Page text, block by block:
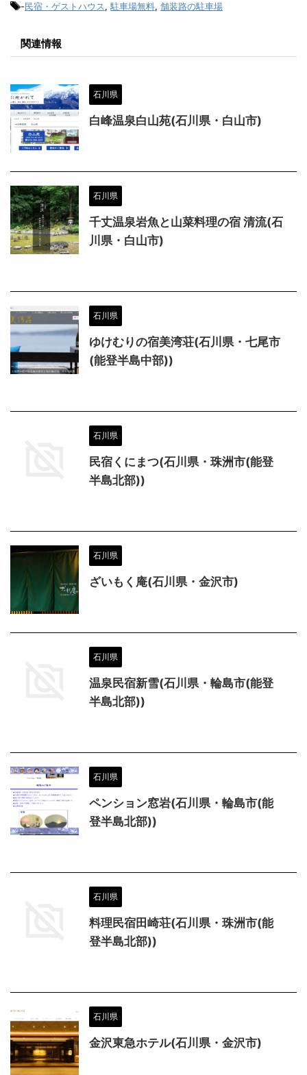
-民宿・ゲストハウス, 駐車場無料, 舗装路の駐車場
関連情報
石川県
白峰温泉白山苑(石川県・白山市)
石川県
千丈温泉岩魚と山菜料理の宿 清流(石
川県・白山市)
石川県
ゆけむりの宿美湾荘(石川県・七尾市
(能登半島中部))
石川県
民宿くにまつ(石川県・珠洲市(能登
半島北部))
石川県
ざいもく庵(石川県・金沢市)
石川県
温泉民宿新雪(石川県・輪島市(能登
半島北部))
石川県
ペンション窓岩(石川県・輪島市(能
登半島北部))
石川県
料理民宿田崎荘(石川県・珠洲市(能
登半島北部))
石川県
金沢東急ホテル(石川県・金沢市)